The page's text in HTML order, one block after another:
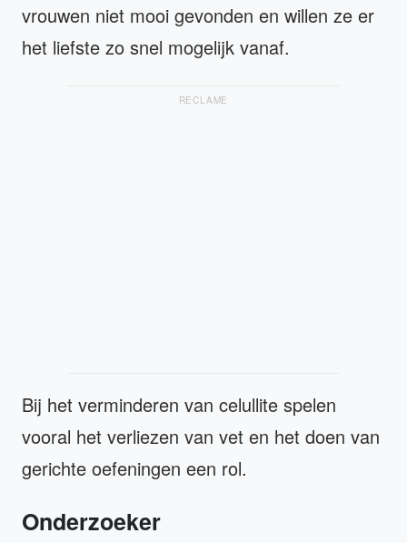
vrouwen niet mooi gevonden en willen ze er
het liefste zo snel mogelijk vanaf.
RECLAME
Bij het verminderen van celullite spelen
vooral het verliezen van vet en het doen van
gerichte oefeningen een rol.
Onderzoeker